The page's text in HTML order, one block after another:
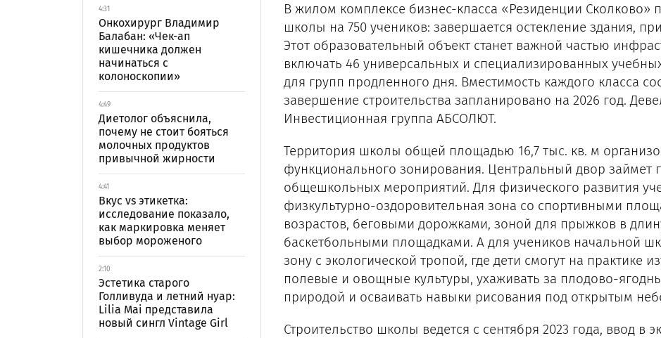
4:31
Онкохирург Владимир
Балабан: «Чек-ап
кишечника должен
начинаться с
колоноскопии»
4:49
Диетолог объяснила,
почему не стоит бояться
молочных продуктов
привычной жирности
4:41
Вкус vs этикетка:
исследование показало,
как маркировка меняет
выбор мороженого
2:10
Эстетика старого
Голливуда и летний нуар:
Lilia Mai представила
новый сингл Vintage Girl
В жилом комплексе бизнес-класса «Резиденции Сколково»
школы на 750 учеников: завершается остекление здания,
Этот образовательный объект станет важной частью
включать 46 универсальных и специализированных
для групп продленного дня. Вместимость каждого класса
завершение строительства запланировано на 2026 год.
Инвестиционная группа АБСОЛЮТ.
Территория школы общей площадью 16,7 тыс. кв. м
функционального зонирования. Центральный двор займет
общешкольных мероприятий. Для физического развития
физкультурно-оздоровительная зона со спортивными
возрастов, беговыми дорожками, зоной для прыжков в
баскетбольными площадками. А для учеников начальной
зону с экологической тропой, где дети смогут на практике
полевые и овощные культуры, ухаживать за плодово-
природой и осваивать навыки рисования под открытым
Строительство школы ведется с сентября 2023 года, ввод в